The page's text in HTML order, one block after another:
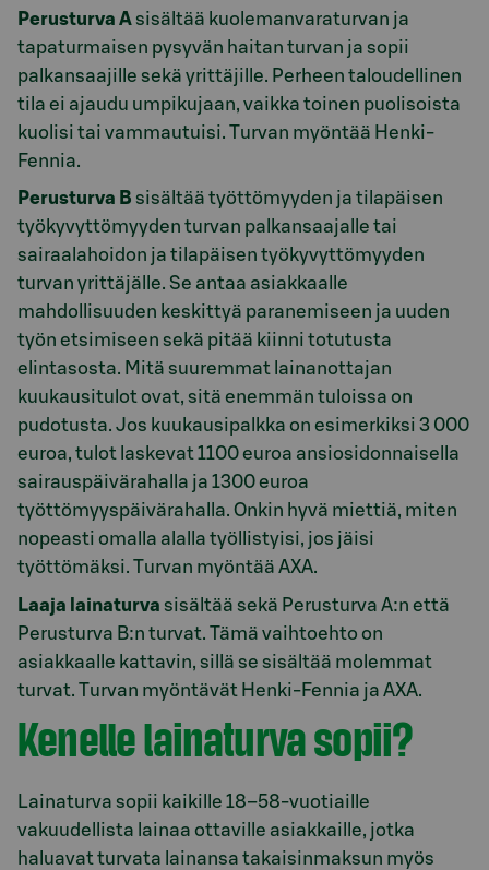
Perusturva Asisältää kuolemanvaraturvan ja
tapaturmaisen pysyvän haitan turvan ja sopii
palkansaajille sekä yrittäjille. Perheen taloudellinen
tila ei ajaudu umpikujaan, vaikka toinen puolisoista
kuolisi tai vammautuisi. Turvan myöntää Henki-
Fennia.
Perusturva B sisältää työttömyyden ja tilapäisen
työkyvyttömyyden turvan palkansaajalle tai
sairaalahoidon ja tilapäisen työkyvyttömyyden
turvan yrittäjälle. Se antaa asiakkaalle
mahdollisuuden keskittyä paranemiseen ja uuden
työn etsimiseen sekä pitää kiinni totutusta
elintasosta. Mitä suuremmat lainanottajan
kuukausitulot ovat, sitä enemmän tuloissa on
pudotusta. Jos kuukausipalkka on esimerkiksi 3 000
euroa, tulot laskevat 1100 euroa ansiosidonnaisella
sairauspäivärahalla ja 1300 euroa
työttömyyspäivärahalla. Onkin hyvä miettiä, miten
nopeasti omalla alalla työllistyisi, jos jäisi
työttömäksi. Turvan myöntää AXA.
Laaja lainaturva sisältää sekä Perusturva A:n että
Perusturva B:n turvat. Tämä vaihtoehto on
asiakkaalle kattavin, sillä se sisältää molemmat
turvat. Turvan myöntävät Henki-Fennia ja AXA.
Kenelle lainaturva sopii?
Lainaturva sopii kaikille 18–58-vuotiaille
vakuudellista lainaa ottaville asiakkaille, jotka
haluavat turvata lainansa takaisinmaksun myös